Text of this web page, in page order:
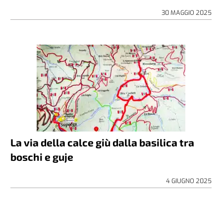
30 MAGGIO 2025
La via della calce giù dalla basilica tra
boschi e guje
4 GIUGNO 2025